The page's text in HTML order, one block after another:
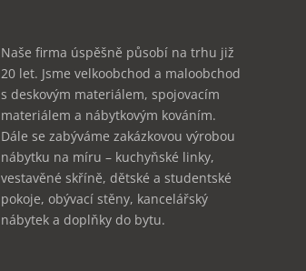
Naše firma úspěšně působí na trhu již
20 let. Jsme velkoobchod a maloobchod
s deskovým materiálem, spojovacím
materiálem a nábytkovým kováním.
Dále se zabýváme zakázkovou výrobou
nábytku na míru – kuchyňské linky,
vestavěné skříně, dětské a studentské
pokoje, obývací stěny, kancelářský
nábytek a doplňky do bytu.